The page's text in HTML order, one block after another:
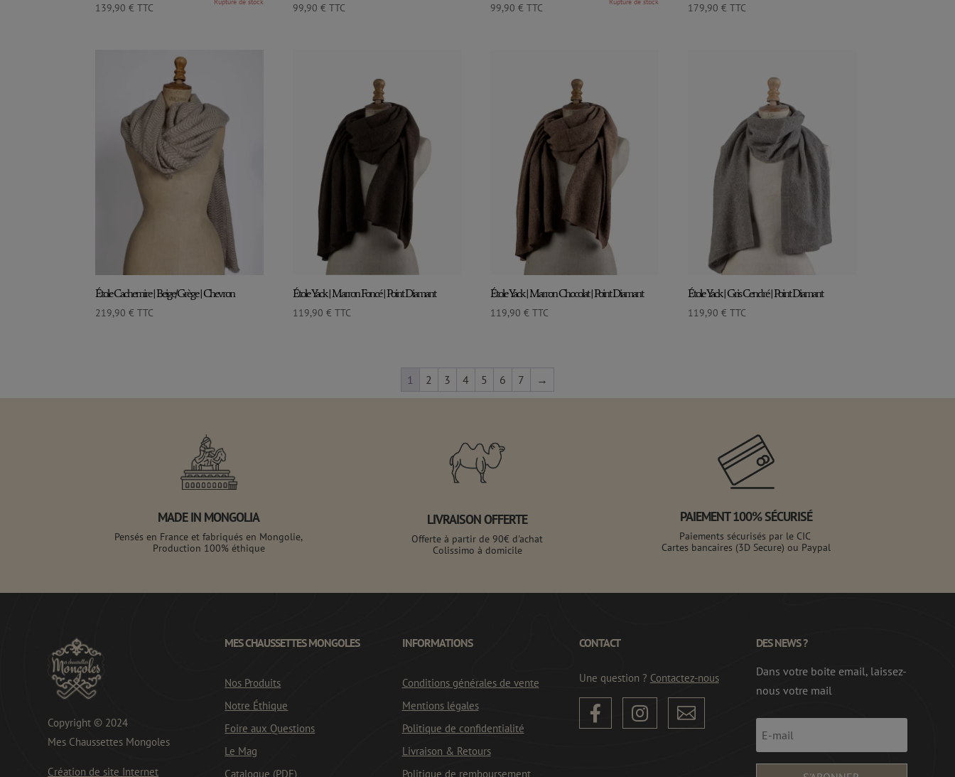
139,90€ TTC 99,90€ TTC 99,90€ TTC 179,90€ TTC
Étole Cachemire | Beige/Grège | Chevron
219,90€ TTC
Étole Yack | Marron Foncé | Point Diamant
119,90€ TTC
Étole Yack | Marron Chocolat | Point Diamant
119,90€ TTC
Étole Yack | Gris Cendré | Point Diamant
119,90€ TTC
1 2 3 4 5 6 7 →
MADE IN MONGOLIA
Pensés en France et fabriqués en Mongolie,
Production 100% éthique
LIVRAISON OFFERTE
Offerte à partir de 90€ d'achat
Colissimo à domicile
PAIEMENT 100% SÉCURISÉ
Paiements sécurisés par le CIC
Cartes bancaires (3D Secure) ou Paypal
Copyright © 2024
Mes Chaussettes Mongoles
Création de site Internet
MES CHAUSSETTES MONGOLES
Nos Produits
Notre Éthique
Foire aux Questions
Le Mag
Catalogue (PDF)
INFORMATIONS
Conditions générales de vente
Mentions légales
Politique de confidentialité
Livraison & Retours
Politique de remboursement
CONTACT
Une question ? Contactez-nous
  
DES NEWS ?
Dans votre boite email, laissez-
nous votre mail